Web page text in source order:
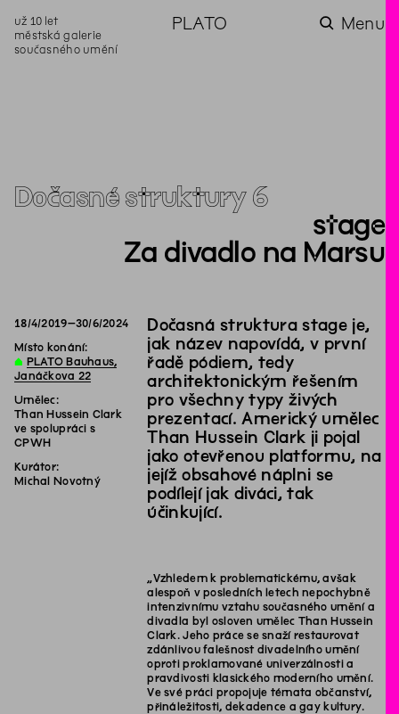
už 10 let
městská galerie
současného umění
PLATO Menu
Dočasné struktury 6
stage
Za divadlo na Marsu
18/4/2019–30/6/2024
Místo konání:
∆ PLATO Bauhaus,
Janáčkova 22
Umělec:
Than Hussein Clark
ve spolupráci s
CPWH
Kurátor:
Michal Novotný
Dočasná struktura stage je,
jak název napovídá, v první
řadě pódiem, tedy
architektonickým řešením
pro všechny typy živých
prezentací. Americký umělec
Than Hussein Clark ji pojal
jako otevřenou platformu, na
jejíž obsahové náplni se
podílejí jak diváci, tak
účinkující.
„Vzhledem k problematickému, avšak
alespoň v posledních letech nepochybně
intenzivnímu vztahu současného umění a
divadla byl osloven umělec Than Hussein
Clark. Jeho práce se snaží restaurovat
zdánlivou falešnost divadelního umění
oproti proklamované univerzálnosti a
pravdivosti klasického moderního umění.
Ve své práci propojuje témata občanství,
přináležitosti, dekadence a gay kultury.